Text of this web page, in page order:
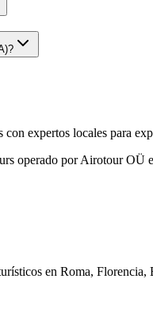
expertos locales para
operado por Airotour OÜ
en Roma, Florencia,